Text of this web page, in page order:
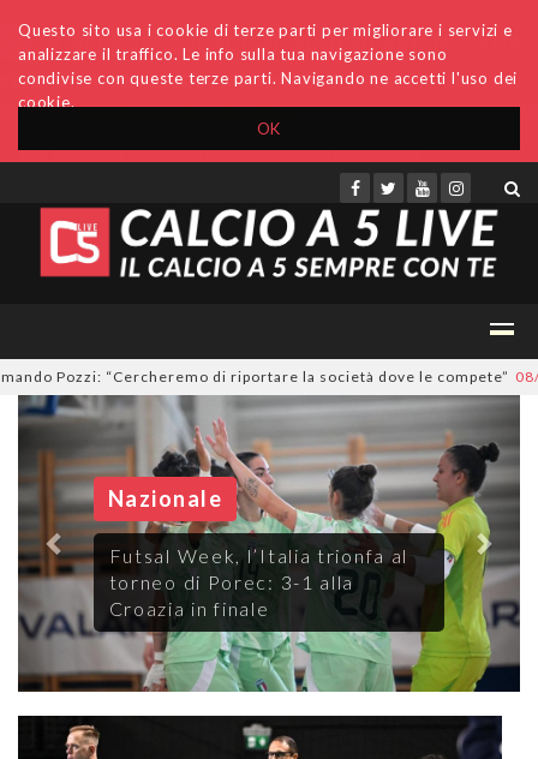
OK
Questo sito usa i cookie di terze parti per migliorare i servizi e
analizzare il traffico. Le info sulla tua navigazione sono
condivise con queste terze parti. Navigando ne accetti l'uso dei
cookie.
Accedi Archivio Invio comunicati Redazione
di riportare la società dove le compete” 08/08/2026
Nazionale
Futsal Week, l’Italia trionfa al
torneo di Porec: 3-1 alla
Croazia in finale